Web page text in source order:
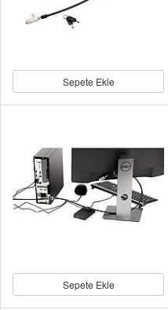
Sepete Ekle
Sepete Ekle